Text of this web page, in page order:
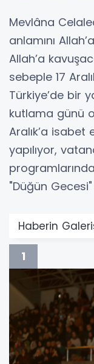
Mevlâna
anlamını
Allah’a
sebeple 17
Türkiye’de bir
kutlama günü
Aralık’a
yapılıyor,
"Düğün
Haberin
1